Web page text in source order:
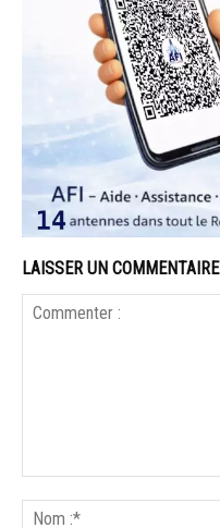
LAISSER UN COMMENTAIRE